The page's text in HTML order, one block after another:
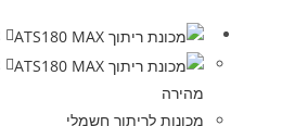
מהירה
מכונות לריתוך חשמלי